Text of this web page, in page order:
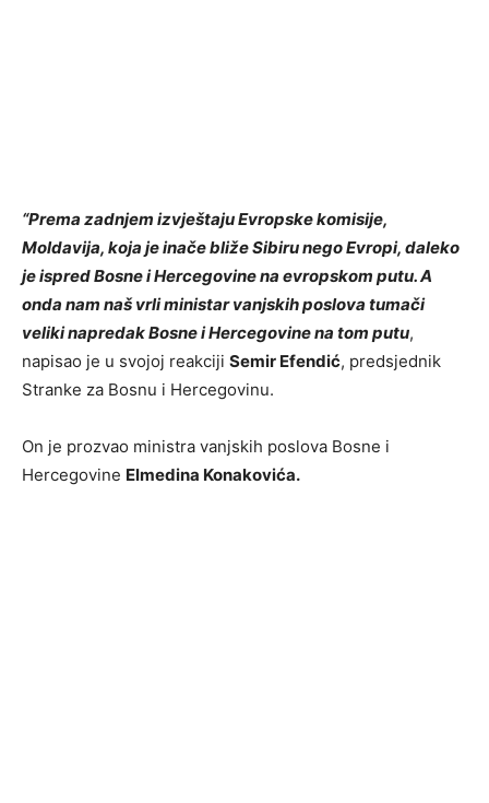
“Prema zadnjem izvještaju Evropske komisije,
Moldavija, koja je inače bliže Sibiru nego Evropi, daleko
je ispred Bosne i Hercegovine na evropskom putu. A
onda nam naš vrli ministar vanjskih poslova tumači
veliki napredak Bosne i Hercegovine na tom putu,
napisao je u svojoj reakciji Semir Efendić, predsjednik
Stranke za Bosnu i Hercegovinu.
On je prozvao ministra vanjskih poslova Bosne i
Hercegovine Elmedina Konakovića.